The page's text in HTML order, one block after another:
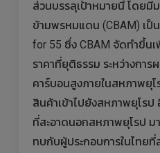
ส่วนบรรลุเป้าหมายนี้ โดยมี
ข้ามพรหมแดน (CBAM) เป็
for 55 ซึ่ง CBAM จัดทำขึ้น
ราคาที่ยุติธรรม ระหว่างกา
คาร์บอนสูงภายในสหภาพยุ
สินค้าเข้าไปยังสหภาพยุโร
ที่สะอาดนอกสหภาพยุโรป ม
ทบกับผู้ประกอบการในไทย